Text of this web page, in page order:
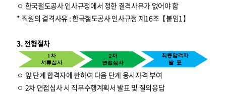
ㅇ 한국철도공사 인사규정에서 정한 결격사유가 없어야 함
* 직원의 결격사유 : 한국철도공사 인사규정 제16조【붙임1】
3. 전형절차
ㅇ 앞 단계 합격자에 한하여 다음 단계 응시자격 부여
ㅇ 2차 면접심사 시 직무수행계획서 발표 및 질의응답